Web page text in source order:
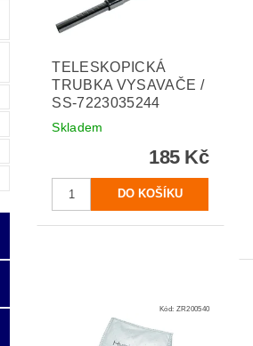
TELESKOPICKÁ
TRUBKA VYSAVAČE /
SS-7223035244
Skladem
185 Kč
Kód: ZR200540